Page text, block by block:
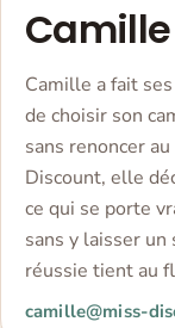
Camille a fait
de choisir son
sans renoncer
Discount, elle
ce qui se porte
sans y laisser un
réussie tient au
camille@miss-